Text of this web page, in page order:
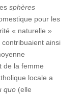
sphères
pour les
« naturelle »
ainsi
de la femme
locale a
quo(elle